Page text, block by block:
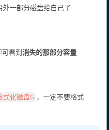
外一部分磁盘给自己了
看到消失的那部分容量
式化磁盘G ，一定不要格式